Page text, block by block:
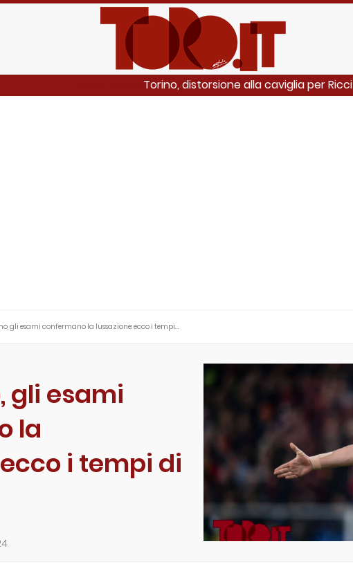
Torino, distorsione alla caviglia per Ricci
gli esami confermano la lussazione: ecco i tempi…
gli esami
la
i tempi di